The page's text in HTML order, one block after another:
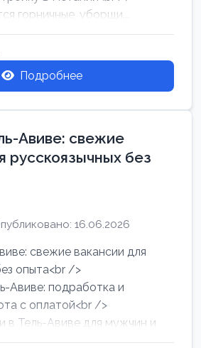
горничные, уборщи...
Подробнее
Авиве: свежие
русскоязычных без
16.06.2026
свежие вакансии для
опыта<br />
Авиве: подработка и
с оплатой<br />
в Тель-Авиве для мужчин и